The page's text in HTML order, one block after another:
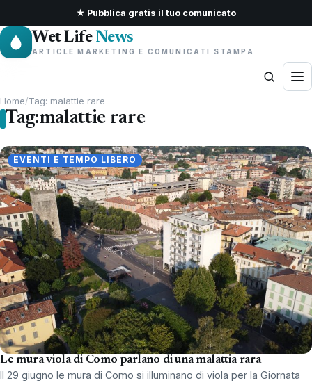
★ Pubblica gratis il tuo comunicato
Wet Life News
ARTICLE MARKETING E COMUNICATI STAMPA
Home/Tag: malattie rare
Tag:malattie rare
EVENTI E TEMPO LIBERO
Le mura viola di Como parlano di una malattia rara
Il 29 giugno le mura di Como si illuminano di viola per la Giornata